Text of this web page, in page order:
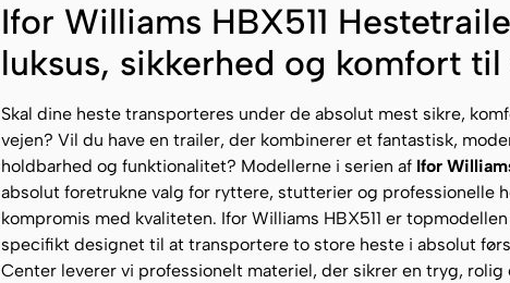
Ifor Williams HBX511
luksus, sikkerhed og komfort
Skal dine heste transporteres under de absolut mest sikre,
vejen? Vil du have en trailer, der kombinerer et fantastisk,
holdbarhed og funktionalitet? Modellerne i serien af Ifor
absolut foretrukne valg for ryttere, stutterier og professionelle
kompromis med kvaliteten. Ifor Williams HBX511 er
specifikt designet til at transportere to store heste i absolut
Center leverer vi professionelt materiel, der sikrer en tryg,